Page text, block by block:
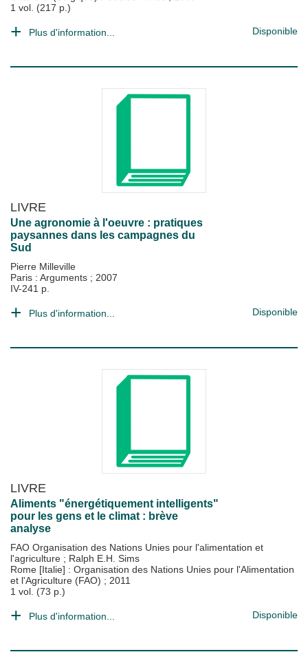
1 vol. (217 p.)
Plus d'information... Disponible
LIVRE
Une agronomie à l'oeuvre : pratiques
paysannes dans les campagnes du
Sud
Pierre Milleville
Paris : Arguments ; 2007
IV-241 p.
Plus d'information... Disponible
LIVRE
Aliments "énergétiquement intelligents"
pour les gens et le climat : brève
analyse
FAO Organisation des Nations Unies pour l'alimentation et
l'agriculture ; Ralph E.H. Sims
Rome [Italie] : Organisation des Nations Unies pour l'Alimentation
et l'Agriculture (FAO) ; 2011
1 vol. (73 p.)
Plus d'information... Disponible